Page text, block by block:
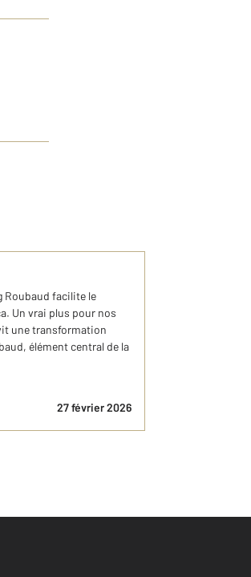
Roubaud facilite le
Un vrai plus pour nos
une transformation
élément central de la
27 février 2026